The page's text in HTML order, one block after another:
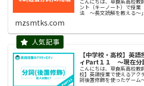
ント（キーノート）で授
法 〜長文読解を教える〜
中高生が苦手としている
mzsmtks.com
【中学校・高校】英
ィPart１１ 〜現在分
こんにちは、草食系高校教
校】英語授業で使えるア
詞後置修飾を使ったゲーム